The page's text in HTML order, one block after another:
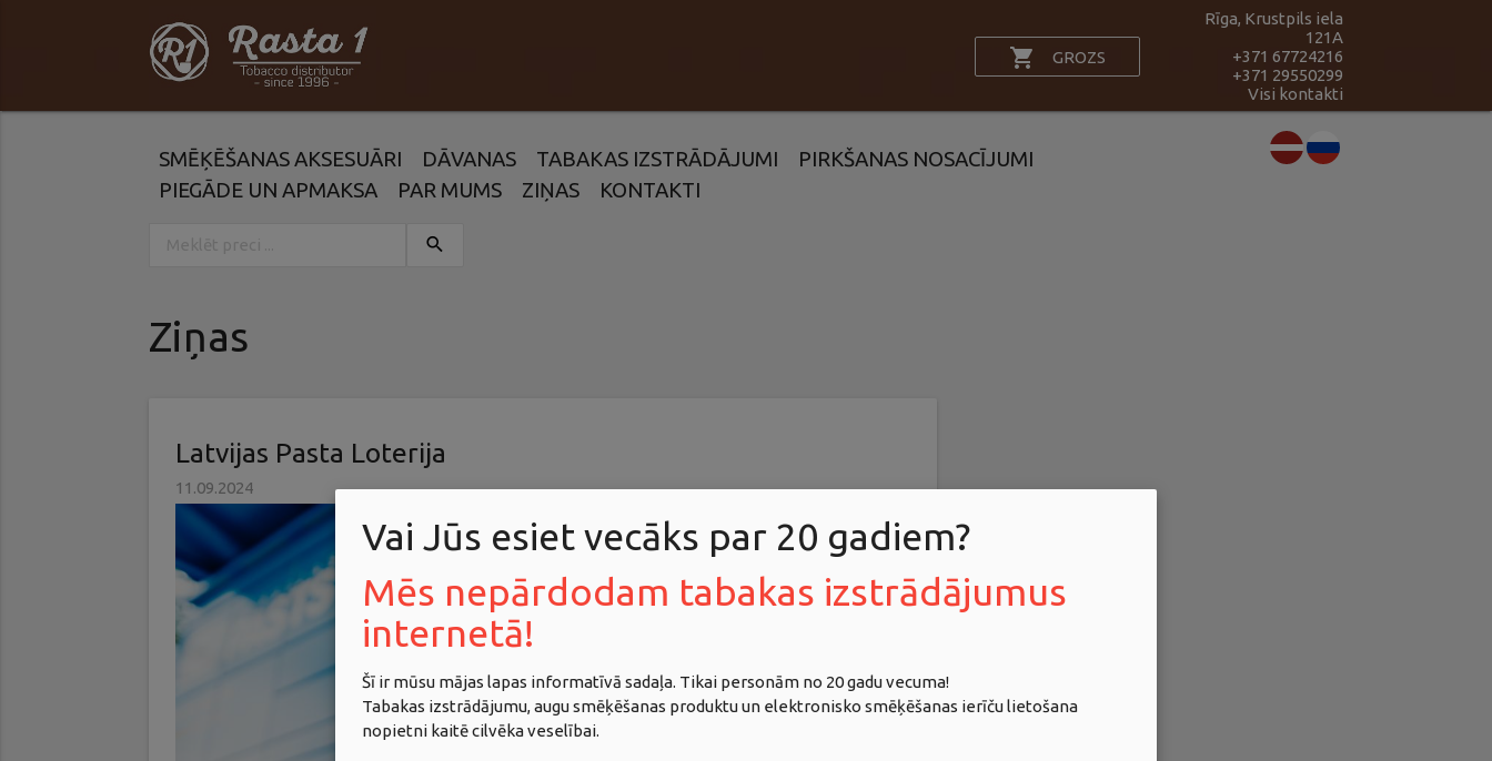
shopping_cart GROZS
Rīga, Krustpils iela
121A
+371 67724216
+371 29550299
Visi kontakti
SMĒĶĒŠANAS AKSESUĀRI DĀVANAS TABAKAS IZSTRĀDĀJUMI
PIRKŠANAS NOSACĪJUMI
PIEGĀDE UN APMAKSA
PAR MUMS ZIŅAS KONTAKTI
search
Ziņas
Latvijas Pasta Loterija
11.09.2024
Vai Jūs esiet vecāks par 20 gadiem?
Mēs nepārdodam tabakas izstrādājumus
internetā!
Šī ir mūsu mājas lapas informatīvā sadaļa. Tikai personām no 20 gadu vecuma!
Tabakas izstrādājumu, augu smēķēšanas produktu un elektronisko smēķēšanas ierīču lietošana
nopietni kaitē cilvēka veselībai.